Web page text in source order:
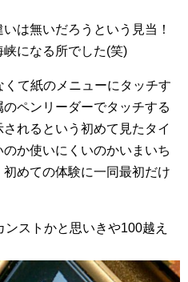
は無いだろうという見当！
になる所でした(笑)
て紙のメニューにタッチす
ペンリーダーでタッチする
れるという初めて見たタイ
か使いにくいのかいまいち
めての体験に一同最初だけ
ストかと思いきや100越え